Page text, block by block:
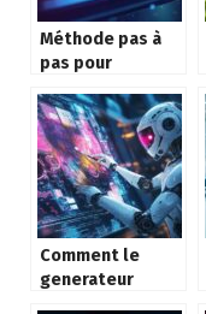
Méthode pas à
pas pour
Factory Reset ou
Wipe data sur
votre appareil
Android
Comment le
generateur